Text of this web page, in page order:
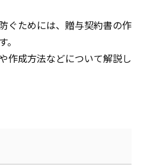
ぐためには、贈与契約書の作
作成方法などについて解説し